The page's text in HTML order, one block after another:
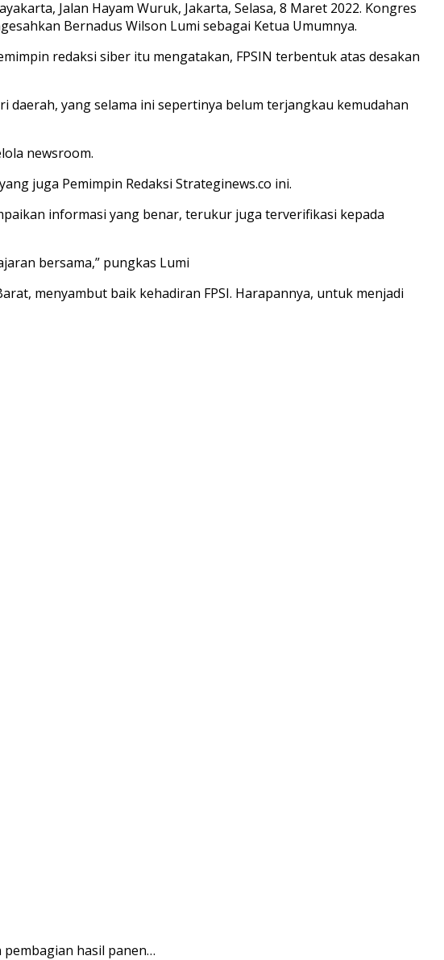
Jalan Hayam Wuruk, Jakarta, Selasa, 8 Maret 2022. Kongres
Bernadus Wilson Lumi sebagai Ketua Umumnya.
redaksi siber itu mengatakan, FPSIN terbentuk atas desakan
daerah, yang selama ini sepertinya belum terjangkau kemudahan
newsroom.
juga Pemimpin Redaksi Strateginews.co ini.
informasi yang benar, terukur juga terverifikasi kepada
bersama,” pungkas Lumi
menyambut baik kehadiran FPSI. Harapannya, untuk menjadi
pembagian hasil panen…